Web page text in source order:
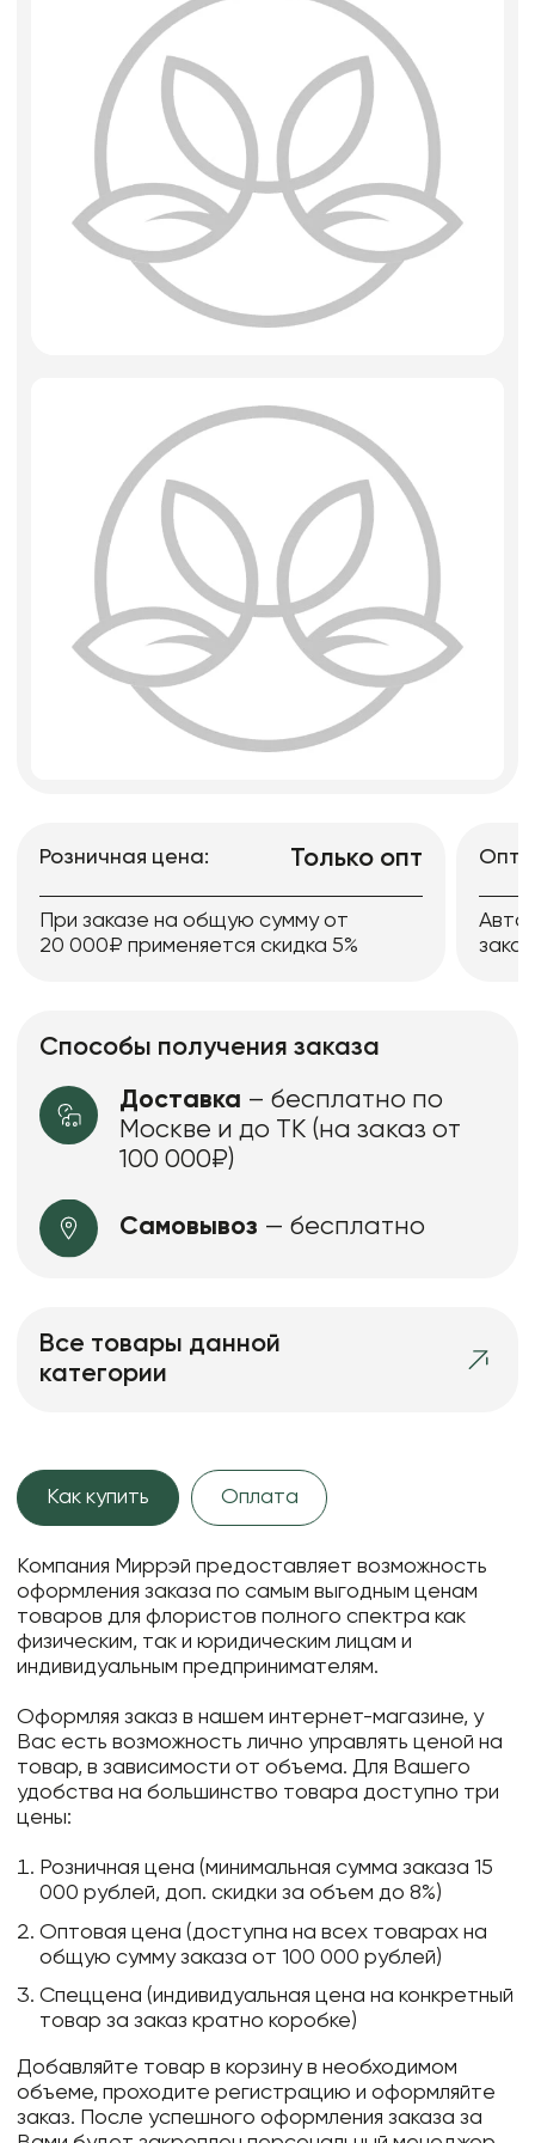
Игрушки мягкие
Изделия из металла
Розничная цена: Только опт
При заказе на общую сумму от
20 000₽ применяется скидка 5%
Способы получения заказа
Доставка – бесплатно по
Москве и до ТК (на заказ от
100 000₽)
Самовывоз — бесплатно
Все товары данной
категории
Как купить Оплата
Компания Миррэй предоставляет возможность
оформления заказа по самым выгодным ценам
товаров для флористов полного спектра как
физическим, так и юридическим лицам и
индивидуальным предпринимателям.
Оформляя заказ в нашем интернет-магазине, у
Вас есть возможность лично управлять ценой на
товар, в зависимости от объема. Для Вашего
удобства на большинство товара доступно три
цены:
Розничная цена (минимальная сумма заказа 15
000 рублей, доп. скидки за объем до 8%)
Оптовая цена (доступна на всех товарах на
общую сумму заказа от 100 000 рублей)
Спеццена (индивидуальная цена на конкретный
товар за заказ кратно коробке)
Добавляйте товар в корзину в необходимом
объеме, проходите регистрацию и оформляйте
заказ. После успешного оформления заказа за